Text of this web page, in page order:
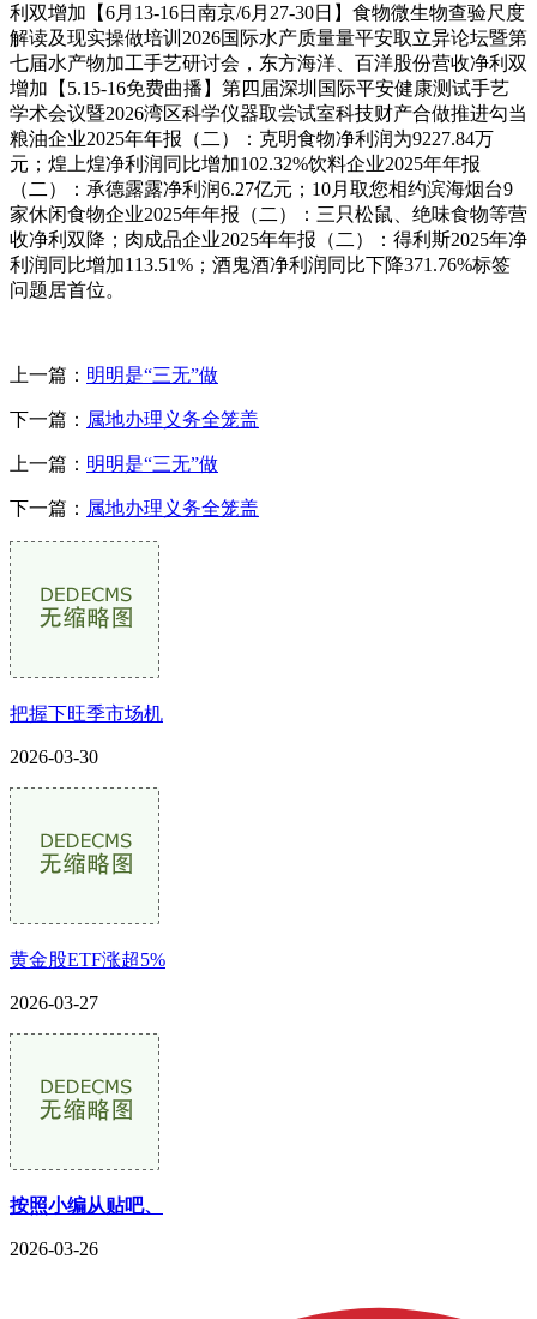
利双增加【6月13-16日南京/6月27-30日】食物微生物查验尺度
解读及现实操做培训2026国际水产质量量平安取立异论坛暨第
七届水产物加工手艺研讨会，东方海洋、百洋股份营收净利双
增加【5.15-16免费曲播】第四届深圳国际平安健康测试手艺
学术会议暨2026湾区科学仪器取尝试室科技财产合做推进勾当
粮油企业2025年年报（二）：克明食物净利润为9227.84万
元；煌上煌净利润同比增加102.32%饮料企业2025年年报
（二）：承德露露净利润6.27亿元；10月取您相约滨海烟台9
家休闲食物企业2025年年报（二）：三只松鼠、绝味食物等营
收净利双降；肉成品企业2025年年报（二）：得利斯2025年净
利润同比增加113.51%；酒鬼酒净利润同比下降371.76%标签
问题居首位。
上一篇： 明明是“三无”做
下一篇： 属地办理义务全笼盖
上一篇： 明明是“三无”做
下一篇： 属地办理义务全笼盖
把握下旺季市场机
2026-03-30
黄金股ETF涨超5%
2026-03-27
按照小编从贴吧、
2026-03-26